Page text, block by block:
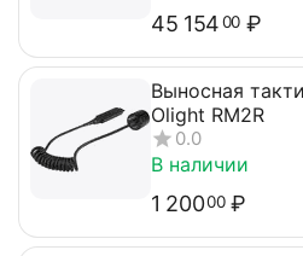
45 15400 ₽
Выносная
Olight RM2R
0.0
В наличии
1 20000 ₽